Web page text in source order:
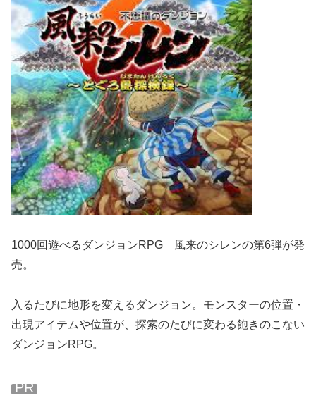
1000回遊べるダンジョンRPG 風来のシレンの第6弾が発
売。
入るたびに地形を変えるダンジョン。モンスターの位置・
出現アイテムや位置が、探索のたびに変わる飽きのこない
ダンジョンRPG。
PR